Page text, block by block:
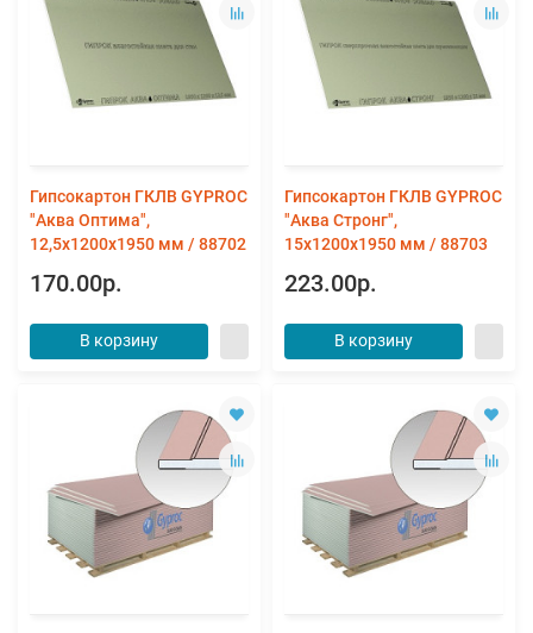
Гипсокартон ГКЛВ GYPROC
"Аква Оптима",
12,5х1200х1950 мм / 88702
170.00р.
В корзину
Гипсокартон ГКЛВ GYPROC
"Аква Стронг",
15х1200х1950 мм / 88703
223.00р.
В корзину